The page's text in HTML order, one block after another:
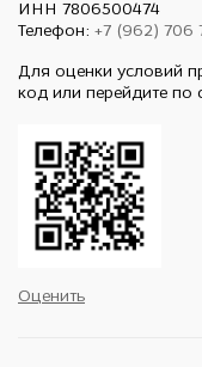
ИНН 7806500474
Телефон: +7 (962) 706
Для оценки условий
код или перейдите по
Оценить